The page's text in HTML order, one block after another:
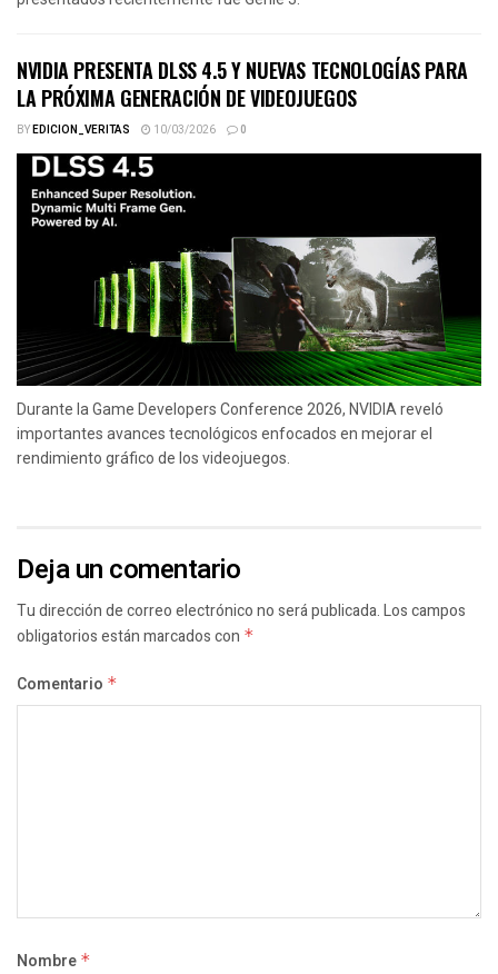
NVIDIA PRESENTA DLSS 4.5 Y NUEVAS TECNOLOGÍAS PARA
LA PRÓXIMA GENERACIÓN DE VIDEOJUEGOS
BYEDICION_VERITAS 10/03/2026 0
Durante la Game Developers Conference 2026, NVIDIA reveló
importantes avances tecnológicos enfocados en mejorar el
rendimiento gráfico de los videojuegos.
Deja un comentario
Tu dirección de correo electrónico no será publicada.Los campos
obligatorios están marcados con *
Comentario *
Nombre *